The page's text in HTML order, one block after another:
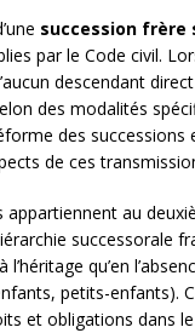
succession
par le Code civil.
descendant
des modalités
des successions
de ces
au
successorale
qu’en
petits-enfants).
et obligations dans